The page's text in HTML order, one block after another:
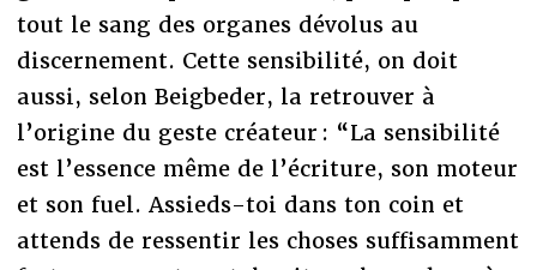
tout le sang des organes dévolus au
discernement. Cette sensibilité, on doit
aussi, selon Beigbeder, la retrouver à
l’origine du geste créateur : “La sensibilité
est l’essence même de l’écriture, son moteur
et son fuel. Assieds-toi dans ton coin et
attends de ressentir les choses suffisamment